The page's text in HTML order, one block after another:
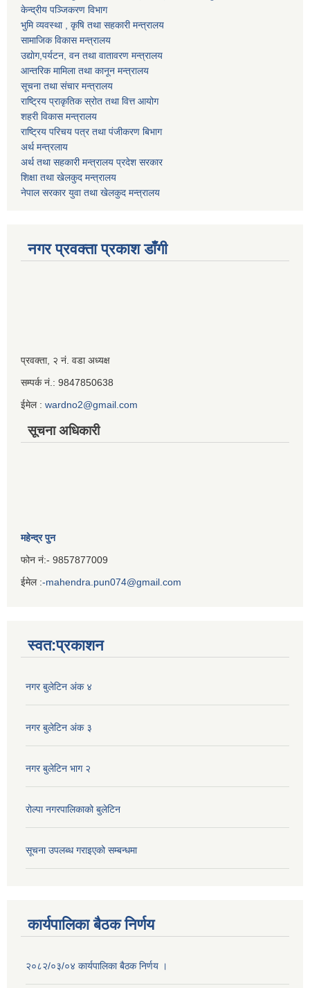
केन्द्रीय पञ्जिकरण विभाग
भुमि व्यवस्था , कृषि तथा सहकारी मन्त्रालय
सामाजिक विकास मन्त्रालय
उद्याेग,पर्यटन, वन तथा वातावरण मन्त्रालय
आन्तरिक मामिला तथा कानून मन्त्रालय
सूचना तथा संचार मन्त्रालय
राष्ट्रिय प्राकृतिक स्रोत तथा वित्त आयोग
शहरी विकास मन्त्रालय
राष्ट्रिय परिचय पत्र तथा पंजीकरण बिभाग
अर्थ मन्त्रलाय
अर्थ तथा सहकारी मन्त्रालय प्रदेश सरकार
शिक्षा तथा खेलकुद मन्‍‍त्रालय
नेपाल सरकार युवा तथा खेलकुद मन्त्रालय
नगर प्रवक्ता प्रकाश डाँगी
Iframe
Generator
प्रवक्ता, २ नं. वडा अध्यक्ष
सम्पर्क नं.: 9847850638
ईमेल : wardno2@gmail.com
सूचना अधिकारी
महेन्द्र पुन
फोन नं:- 9857877009
ईमेल :-mahendra.pun074@gmail.com
स्वत:प्रकाशन
नगर बुलेटिन अंक ४
नगर बुलेटिन अंक ३
नगर बुलेटिन भाग २
रोल्पा नगरपालिकाको बुलेटिन
सूचना उपलब्ध गराइएको सम्बन्धमा
कार्यपालिका बैठक निर्णय
२०८२/०३/०४ कार्यपालिका बैठक निर्णय ।